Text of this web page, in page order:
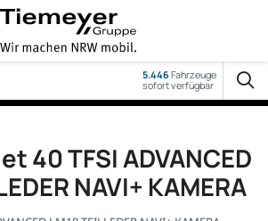
5.446Fahrzeuge
sofort verfügbar
40 TFSI ADVANCED
NAVI+ KAMERA